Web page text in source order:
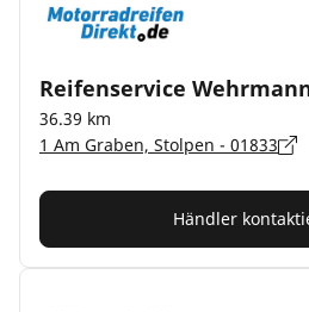
Reifenservice
36.39 km
1 Am Graben, Stolpen - 01833
Händler